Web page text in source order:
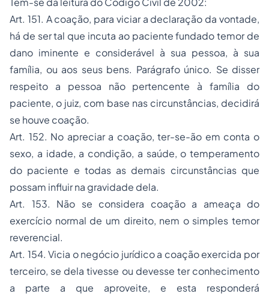
Art. 151. A coação, para viciar a declaração da vontade,
há de ser tal que incuta ao paciente fundado temor de
dano iminente e considerável à sua pessoa, à sua
família, ou aos seus bens. Parágrafo único. Se disser
respeito a pessoa não pertencente à família do
paciente, o juiz, com base nas circunstâncias, decidirá
se houve coação.
Art. 152. No apreciar a coação, ter-se-ão em conta o
sexo, a idade, a condição, a saúde, o temperamento
do paciente e todas as demais circunstâncias que
possam influir na gravidade dela.
Art. 153. Não se considera coação a ameaça do
exercício normal de um direito, nem o simples temor
reverencial.
Art. 154. Vicia o negócio jurídico a coação exercida por
terceiro, se dela tivesse ou devesse ter conhecimento
a parte a que aproveite, e esta responderá